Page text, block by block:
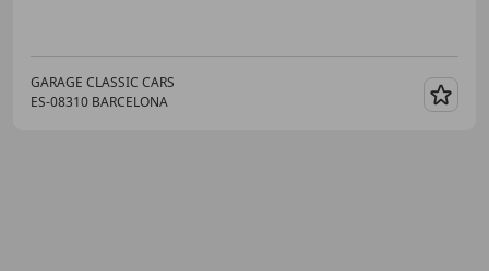
GARAGE CLASSIC CARS
ES-08310 BARCELONA